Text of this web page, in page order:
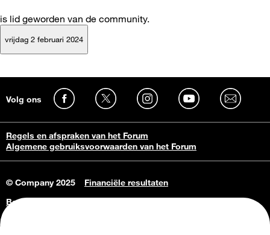
is lid geworden van de community.
vrijdag 2 februari 2024
Volg ons
Regels en afspraken van het Forum
Algemene gebruiksvoorwaarden van het Forum
© Company 2025
Financiële resultaten
Bedrijfsgegevens